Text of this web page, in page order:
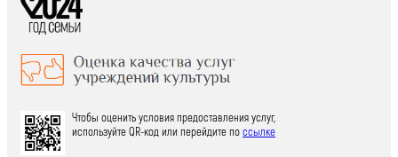
Чтобы оценить условия предоставления услуг,
используйте QR-код или перейдите поссылке